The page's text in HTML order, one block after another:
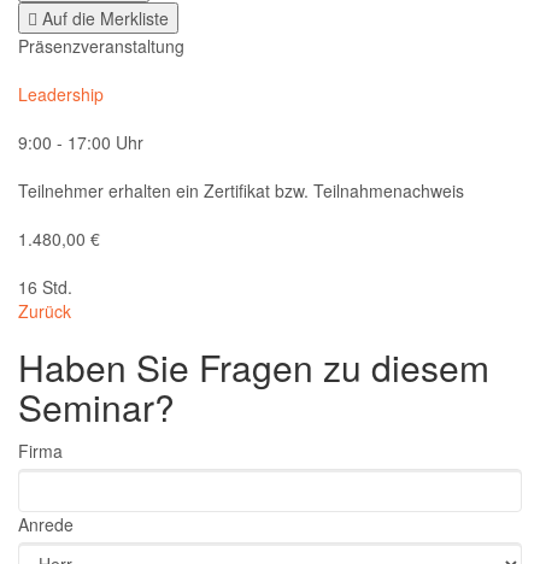
Auf die Merkliste
Präsenzveranstaltung
Leadership
9:00 - 17:00 Uhr
Teilnehmer erhalten ein Zertifikat bzw. Teilnahmenachweis
1.480,00 €
16 Std.
Zurück
Haben Sie Fragen zu diesem
Seminar?
Firma
Anrede